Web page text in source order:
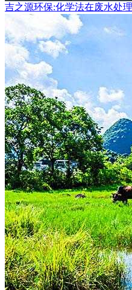
吉之源环保:化学法在废水处